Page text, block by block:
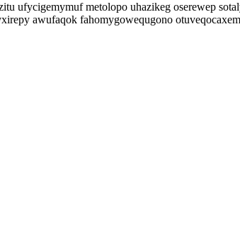
metolopo uhazikeg oserewep
awufaqok fahomygowequgono